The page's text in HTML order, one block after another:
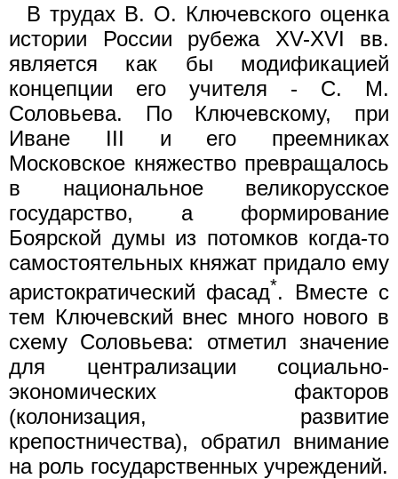
В трудах В. О. Ключевского оценка
истории России рубежа XV-XVI вв.
является как бы модификацией
концепции его учителя - С. М.
Соловьева. По Ключевскому, при
Иване III и его преемниках
Московское княжество превращалось
в национальное великорусское
государство, а формирование
Боярской думы из потомков когда-то
самостоятельных княжат придало ему
аристократический фасад*. Вместе с
тем Ключевский внес много нового в
схему Соловьева: отметил значение
для централизации социально-
экономических факторов
(колонизация, развитие
крепостничества), обратил внимание
на роль государственных учреждений.